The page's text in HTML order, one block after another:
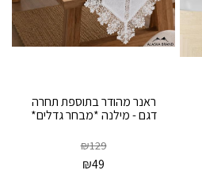
ראנר מהודר בתוספת תחרה
דגם - מילנה *מבחר גדלים*
₪129
₪49